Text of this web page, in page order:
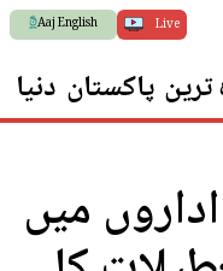
Live
Aaj English
ترین پاکستان دنیا
میں